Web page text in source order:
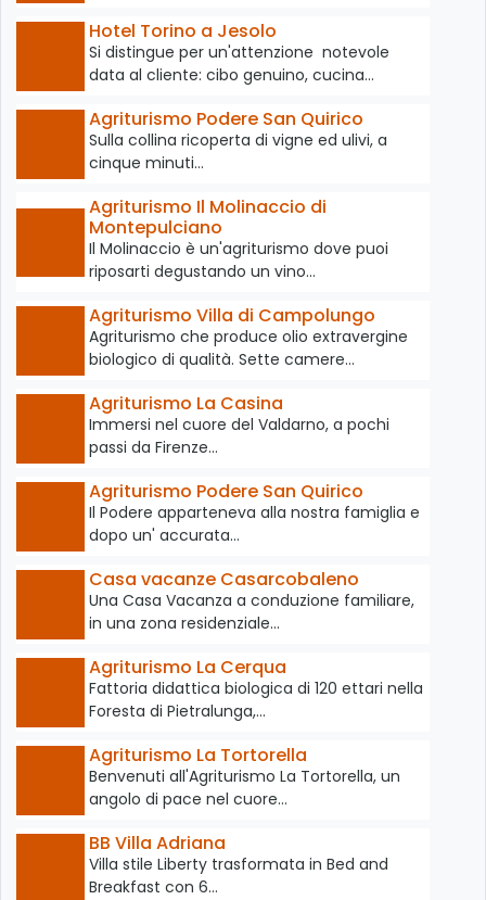
Hotel Torino a Jesolo
Si distingue per un'attenzione notevole
data al cliente: cibo genuino, cucina…
Agriturismo Podere San Quirico
Sulla collina ricoperta di vigne ed ulivi, a
cinque minuti…
Agriturismo Il Molinaccio di
Montepulciano
Il Molinaccio è un'agriturismo dove puoi
riposarti degustando un vino…
Agriturismo Villa di Campolungo
Agriturismo che produce olio extravergine
biologico di qualità. Sette camere…
Agriturismo La Casina
Immersi nel cuore del Valdarno, a pochi
passi da Firenze…
Agriturismo Podere San Quirico
Il Podere apparteneva alla nostra famiglia e
dopo un' accurata…
Casa vacanze Casarcobaleno
Una Casa Vacanza a conduzione familiare,
in una zona residenziale…
Agriturismo La Cerqua
Fattoria didattica biologica di 120 ettari nella
Foresta di Pietralunga,…
Agriturismo La Tortorella
Benvenuti all'Agriturismo La Tortorella, un
angolo di pace nel cuore…
BB Villa Adriana
Villa stile Liberty trasformata in Bed and
Breakfast con 6…